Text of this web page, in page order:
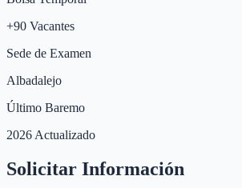
+90 Vacantes
Sede de Examen
Albadalejo
Último Baremo
2026 Actualizado
Solicitar Información